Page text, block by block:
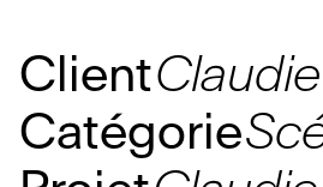
ClientClaudie
Catégorie